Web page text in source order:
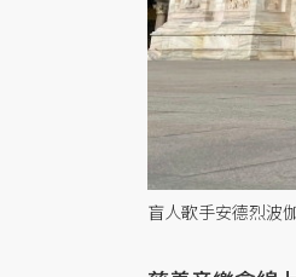
盲人歌手安德烈波